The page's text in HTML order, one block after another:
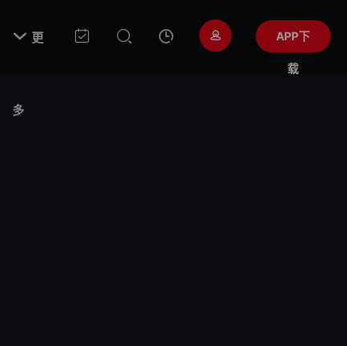
 更
多
APP下
载